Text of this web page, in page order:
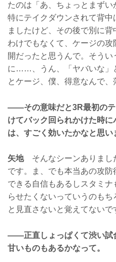
たのは「あ、ちょっとまずい
特にテイクダウンされて背
ましたけど、その後で別に
わけでもなくて、ケージの
開だったと思うんで。そう
に……、うん、「ヤバいな」
とケージ、僕、得意なんで、
——その意味だと3R最初のテ
けてバック回られかけた時
は、すごく効いたかなと思い
矢地そんなシーンありまし
です。ま、でも本当あの攻
できる自信もあるしスタミ
らせたくないっていうのも
と見直さないと覚えてないで
——正直しょっぱくて渋い試
甘いものもあるかなって。